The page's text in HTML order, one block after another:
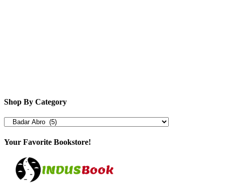
Shop By Category
Your Favorite Bookstore!